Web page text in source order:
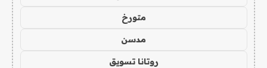
متورخ
مدسن
روتانا تسويق